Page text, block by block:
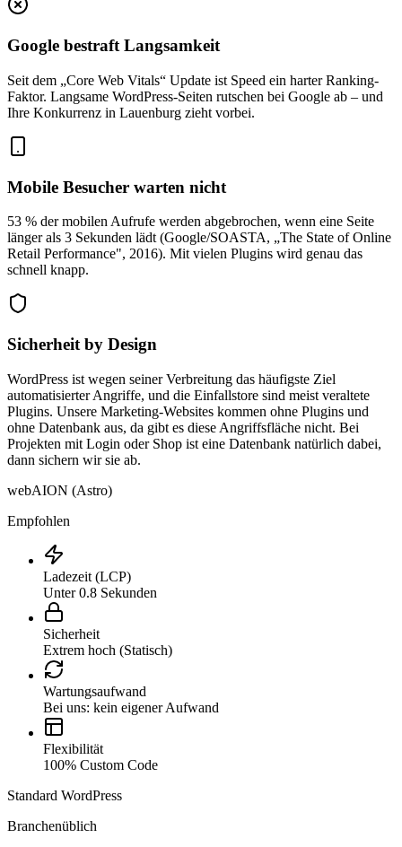
Google bestraft Langsamkeit
Seit dem „Core Web Vitals“ Update ist Speed ein harter Ranking-
Faktor. Langsame WordPress-Seiten rutschen bei Google ab – und
Ihre Konkurrenz in Lauenburg zieht vorbei.
Mobile Besucher warten nicht
53 % der mobilen Aufrufe werden abgebrochen, wenn eine Seite
länger als 3 Sekunden lädt (Google/SOASTA, „The State of Online
Retail Performance", 2016). Mit vielen Plugins wird genau das
schnell knapp.
Sicherheit by Design
WordPress ist wegen seiner Verbreitung das häufigste Ziel
automatisierter Angriffe, und die Einfallstore sind meist veraltete
Plugins. Unsere Marketing-Websites kommen ohne Plugins und
ohne Datenbank aus, da gibt es diese Angriffsfläche nicht. Bei
Projekten mit Login oder Shop ist eine Datenbank natürlich dabei,
dann sichern wir sie ab.
webAION (Astro)
Empfohlen
Ladezeit (LCP)
Unter 0.8 Sekunden
Sicherheit
Extrem hoch (Statisch)
Wartungsaufwand
Bei uns: kein eigener Aufwand
Flexibilität
100% Custom Code
Standard WordPress
Branchenüblich